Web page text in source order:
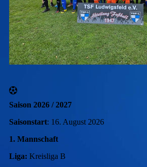
Saison 2026 / 2027
Saisonstart: 16. August 2026
1. Mannschaft
Liga: Kreisliga B